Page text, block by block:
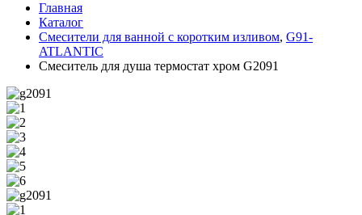
Главная
Каталог
Смесители для ванной с коротким изливом, G91-
ATLANTIC
Смеситель для душа термостат хром G2091